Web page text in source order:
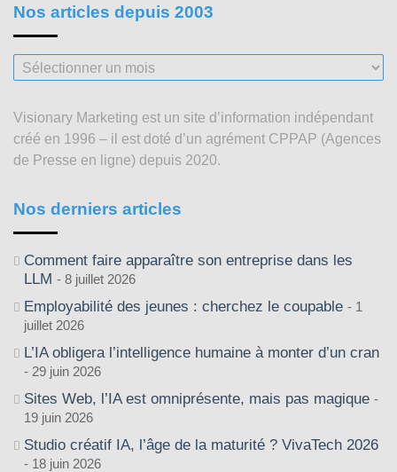
Nos articles depuis 2003
Nos
articles
2003
Visionary Marketing est un site d’information indépendant
créé en 1996 – il est doté d’un agrément CPPAP (Agences
de Presse en ligne) depuis 2020.
Nos derniers articles
Comment faire apparaître son entreprise dans les
LLM
8 juillet 2026
Employabilité des jeunes : cherchez le coupable
1
juillet 2026
L’IA obligera l’intelligence humaine à monter d’un cran
29 juin 2026
Sites Web, l’IA est omniprésente, mais pas magique
19 juin 2026
Studio créatif IA, l’âge de la maturité ? VivaTech 2026
18 juin 2026